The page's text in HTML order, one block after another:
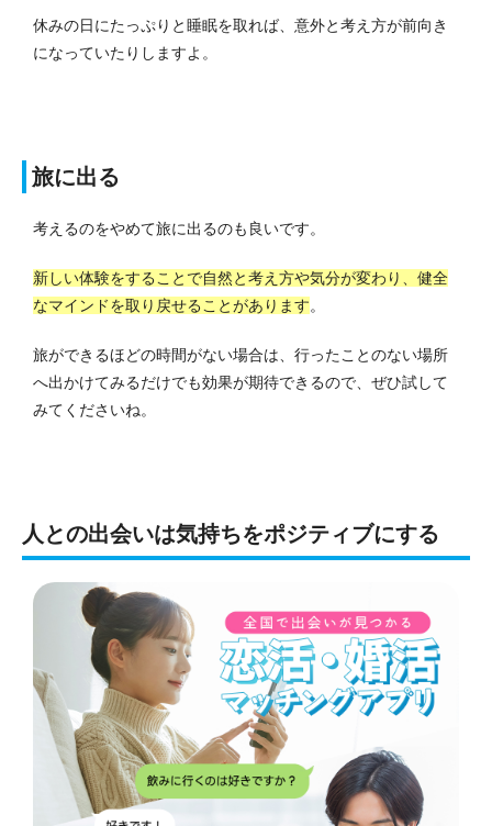
休みの日にたっぷりと睡眠を取れば、意外と考え方が前向き
になっていたりしますよ。
旅に出る
考えるのをやめて旅に出るのも良いです。
新しい体験をすることで自然と考え方や気分が変わり、健全
なマインドを取り戻せることがあります。
旅ができるほどの時間がない場合は、行ったことのない場所
へ出かけてみるだけでも効果が期待できるので、ぜひ試して
みてくださいね。
人との出会いは気持ちをポジティブにする